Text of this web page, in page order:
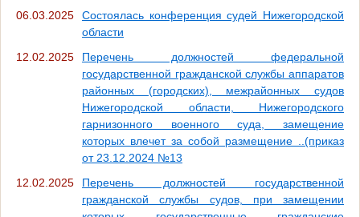
06.03.2025
Состоялась конференция судей Нижегородской
области
12.02.2025
Перечень должностей федеральной
государственной гражданской службы аппаратов
районных (городских), межрайонных судов
Нижегородской области, Нижегородского
гарнизонного военного суда, замещение
которых влечет за собой размещение ..(приказ
от 23.12.2024 №13
12.02.2025
Перечень должностей государственной
гражданской службы судов, при замещении